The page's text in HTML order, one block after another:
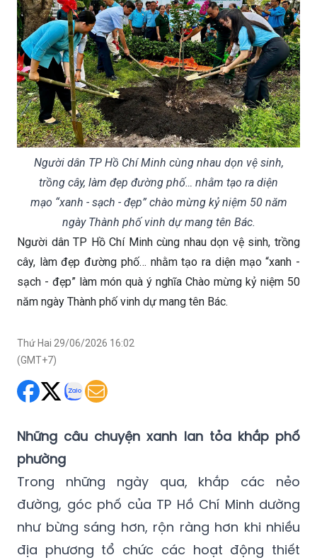
Người dân TP Hồ Chí Minh cùng nhau dọn vệ sinh,
trồng cây, làm đẹp đường phố… nhằm tạo ra diện
mạo “xanh - sạch - đẹp” chào mừng kỷ niệm 50 năm
ngày Thành phố vinh dự mang tên Bác.
Người dân TP Hồ Chí Minh cùng nhau dọn vệ sinh, trồng
cây, làm đẹp đường phố… nhằm tạo ra diện mạo “xanh -
sạch - đẹp” làm món quà ý nghĩa Chào mừng kỷ niệm 50
năm ngày Thành phố vinh dự mang tên Bác.
Thứ Hai 29/06/2026 16:02
(GMT+7)
Những câu chuyện xanh lan tỏa khắp phố
phường
Trong những ngày qua, khắp các nẻo
đường, góc phố của TP Hồ Chí Minh dường
như bừng sáng hơn, rộn ràng hơn khi nhiều
địa phương tổ chức các hoạt động thiết